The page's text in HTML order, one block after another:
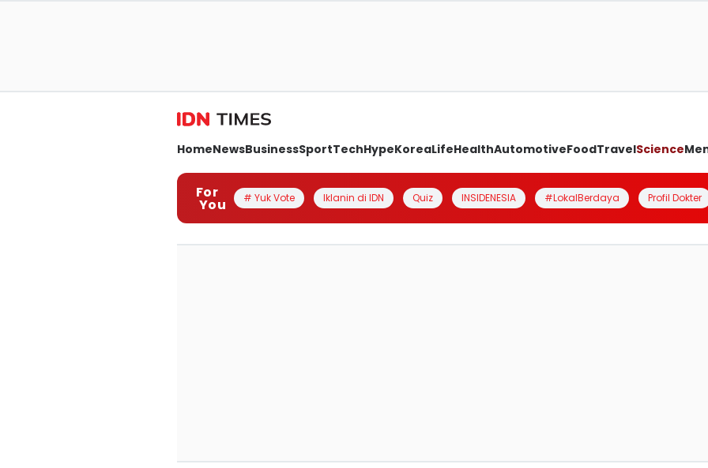
HomeNewsBusinessSportTechHypeKoreaLifeHealthAutomotiveFoodTravelScience
For
You # Yuk Vote Iklanin di IDN Quiz INSIDENESIA #LokalBerdaya Profil Dokter